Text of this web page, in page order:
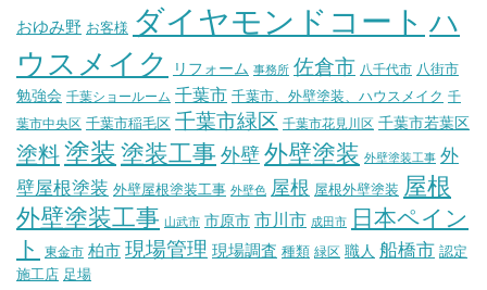
おゆみ野 お客様 ダイヤモンドコート ハ
ウスメイク
リフォーム 事務所 佐倉市 八千代市 八街市
勉強会 千葉ショールーム 千葉市 千葉市、外壁塗装、ハウスメイク 千
葉市中央区 千葉市稲毛区 千葉市緑区 千葉市花見川区 千葉市若葉区
塗料塗装 塗装工事 外壁 外壁塗装 外壁塗装工事 外
壁屋根塗装 外壁屋根塗装工事 外壁色 屋根 屋根外壁塗装 屋根
外壁塗装工事 山武市 市原市 市川市 成田市
日本ペイン
ト
東金市 柏市 現場管理 現場調査 種類 緑区 職人 船橋市 認定
施工店 足場